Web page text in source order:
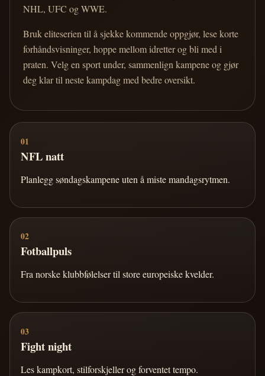
NHL, UFC og WWE.
Bruk eliteserien til å sjekke kommende oppgjør, lese korte
forhåndsvisninger, hoppe mellom idretter og bli med i
praten. Velg en sport under, sammenlign kampene og gjør
deg klar til neste kampdag med bedre oversikt.
01
NFL natt
Planlegg søndagskampene uten å miste mandagsrytmen.
02
Fotballpuls
Fra norske klubbfølelser til store europeiske kvelder.
03
Fight night
Les kampkort, stilforskjeller og forventet tempo.